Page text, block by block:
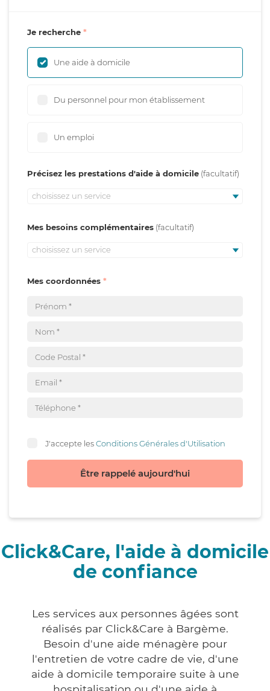
Je recherche
Une aide à domicile
Du personnel pour mon établissement
Un emploi
Précisez les prestations d'aide à domicile
choisissez un service
Mes besoins complémentaires
choisissez un service
Mes coordonnées
J'accepte lesConditions Générales d'Utilisation
Être rappelé aujourd'hui
Click&Care, l'aide à domicile
de confiance
Les services aux personnes âgées sont
réalisés par Click&Care à Bargème.
Besoin d'une aide ménagère pour
l'entretien de votre cadre de vie, d'une
aide à domicile temporaire suite à une